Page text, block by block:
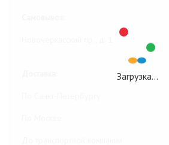
Загрузка…